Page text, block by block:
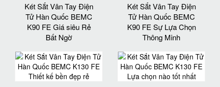
Két Sắt Vân Tay Điện
Tử Hàn Quốc BEMC
K90 FE Giá siêu Rẻ
Bất Ngờ
Két Sắt Vân Tay Điện
Tử Hàn Quốc BEMC
K90 FE Sự Lựa Chọn
Thông Minh